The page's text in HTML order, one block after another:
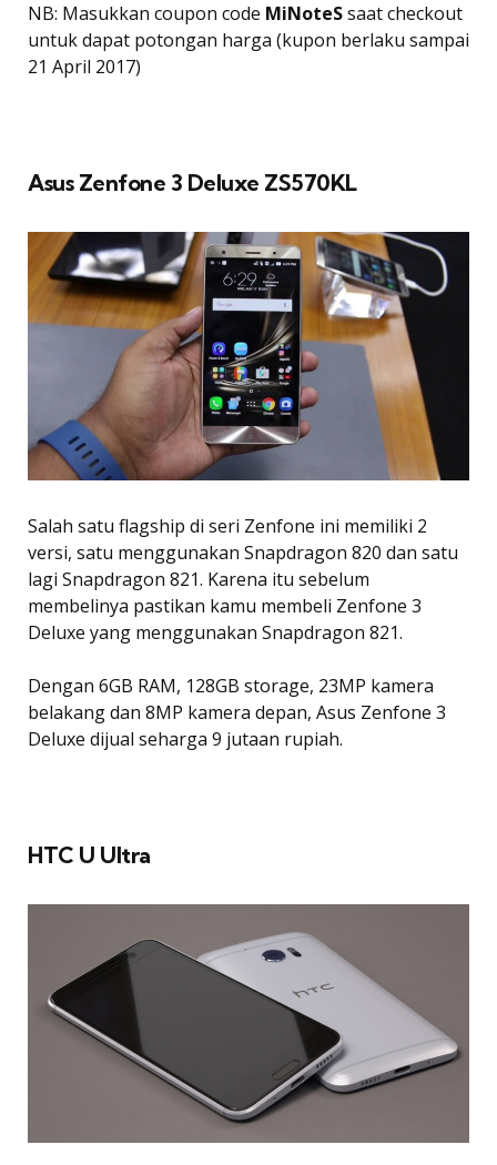
NB: Masukkan coupon code MiNoteSsaat checkout
untuk dapat potongan harga (kupon berlaku sampai
21 April 2017)
Asus Zenfone 3 Deluxe ZS570KL
Salah satu flagship di seri Zenfone ini memiliki 2
versi, satu menggunakan Snapdragon 820 dan satu
lagi Snapdragon 821. Karena itu sebelum
membelinya pastikan kamu membeli Zenfone 3
Deluxe yang menggunakan Snapdragon 821.
Dengan 6GB RAM, 128GB storage, 23MP kamera
belakang dan 8MP kamera depan, Asus Zenfone 3
Deluxe dijual seharga 9 jutaan rupiah.
HTC U Ultra